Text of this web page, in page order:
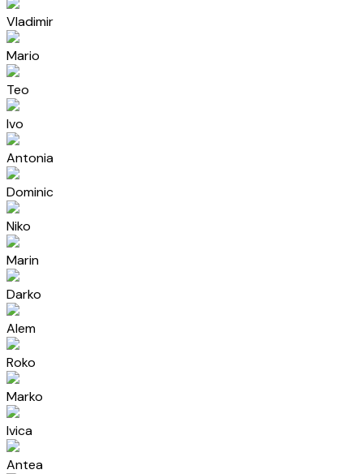
Vladimir
Mario
Teo
Ivo
Antonia
Dominic
Niko
Marin
Darko
Alem
Roko
Marko
Ivica
Antea